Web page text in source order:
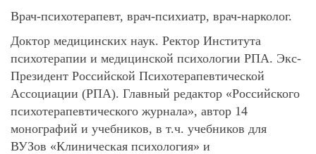
Врач-психотерапевт, врач-психиатр, врач-нарколог.
Доктор медицинских наук. Ректор Института
психотерапии и медицинской психологии РПА. Экс-
Президент Российской Психотерапевтической
Ассоциации (РПА). Главный редактор «Российского
психотерапевтического журнала», автор 14
монографий и учебников, в т.ч. учебников для
ВУЗов «Клиническая психология» и